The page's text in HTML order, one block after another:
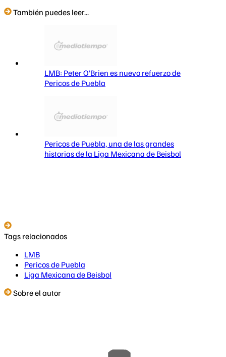
También puedes leer...
LMB: Peter O’Brien es nuevo refuerzo de
Pericos de Puebla
Pericos de Puebla, una de las grandes
historias de la Liga Mexicana de Beisbol
Tags relacionados
LMB
Pericos de Puebla
Liga Mexicana de Beisbol
Sobre el autor